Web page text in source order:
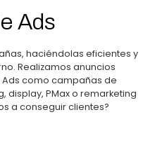
Ads
haciéndolas eficientes y
Realizamos anuncios
como campañas de
display, PMax o remarketing
a conseguir clientes?